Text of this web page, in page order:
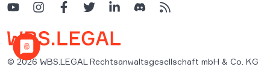
© 2026 WBS.LEGAL Rechtsanwaltsgesellschaft mbH & Co. KG